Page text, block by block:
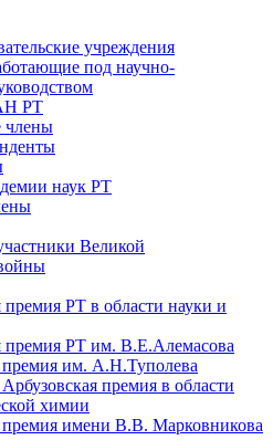
учреждения
под научно-
РТ
члены
наук РТ
Великой
премия РТ в области науки и
премия РТ им. В.Е.Алемасова
им. А.Н.Туполева
премия в области
химии
имени В.В. Марковникова